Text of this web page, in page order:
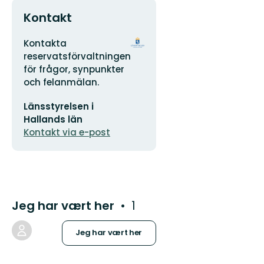
Kontakt
Adresse
Kontakta
reservatsförvaltningen
för frågor, synpunkter
och felanmälan.
postadresse
Länsstyrelsen i
Hallands län
Kontakt via e-post
Organisasjonens
Jeg har vært her 1
Jeg har vært her